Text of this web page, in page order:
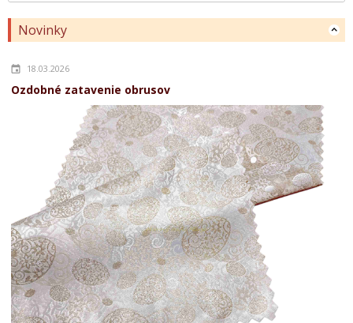
Novinky
18.03.2026
Ozdobné zatavenie obrusov